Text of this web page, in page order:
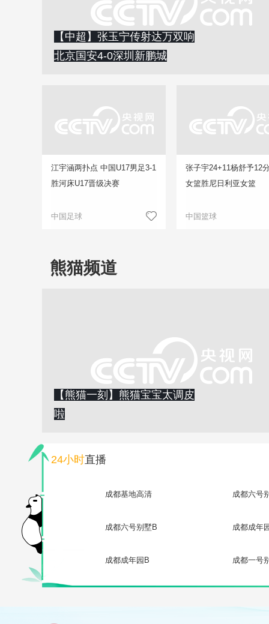
【中超】张玉宁传射达万双响
北京国安4-0深圳新鹏城
江宇涵两扑点 中国U17男足3-1
胜河床U17晋级决赛
中国足球
张子宇24+11杨舒予12
女篮胜尼日利亚女篮
中国篮球
熊猫频道
【熊猫一刻】熊猫宝宝太调皮
啦
24小时直播
成都基地高清 成都六号
成都六号别墅B 成都成年
成都成年园B 成都一号